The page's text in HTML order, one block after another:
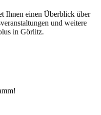
Ihnen einen Überblick über
und weitere
in Görlitz.